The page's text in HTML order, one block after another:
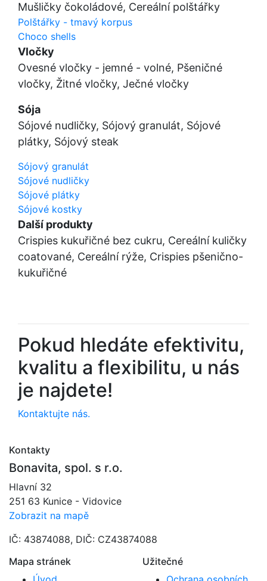
Mušličky čokoládové, Cereální polštářky
Polštářky - tmavý korpus
Choco shells
Vločky
Ovesné vločky - jemné - volné, Pšeničné
vločky, Žitné vločky, Ječné vločky
Sója
Sójové nudličky, Sójový granulát, Sójové
plátky, Sójový steak
Sójový granulát
Sójové nudličky
Sójové plátky
Sójové kostky
Další produkty
Crispies kukuřičné bez cukru, Cereální kuličky
coatované, Cereální rýže, Crispies pšenično-
kukuřičné
Pokud hledáte efektivitu,
kvalitu a flexibilitu, u nás
je najdete!
Kontaktujte nás.
Kontakty
Bonavita, spol. s r.o.
Hlavní 32
251 63 Kunice - Vidovice
Zobrazit na mapě
IČ: 43874088, DIČ: CZ43874088
Mapa stránek
Užitečné